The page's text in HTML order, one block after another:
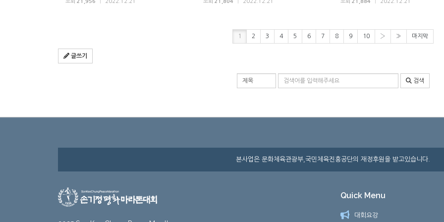
조회 21,956 2022.12.21 조회 21,804 2022.12.21 조회 21,884 2022.12.21
1 2 3 4 5 6 7 8 9 10 › » 마지막
글쓰기
검색 조건 검색어 입력
검색
본사업은 문화체육관광부,국민체육진흥공단의 재정후원을 받고있습니다.
Quick Menu
대회요강